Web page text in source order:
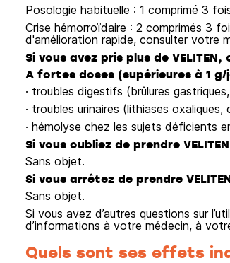
Posologie habituelle : 1 comprimé 3
Crise hémorroïdaire : 2 comprimés 3
d'amélioration rapide, consulter votre
Si vous avez pris plus de
A fortes doses (supérieures à 1
· troubles digestifs (brûlures
· troubles urinaires (lithiases
· hémolyse chez les sujets déficients
Si vous oubliez de prendre
Sans objet.
Si vous arrêtez de prendre
Sans objet.
Si vous avez d’autres questions sur
d’informations à votre médecin, à
Quels sont ses effets